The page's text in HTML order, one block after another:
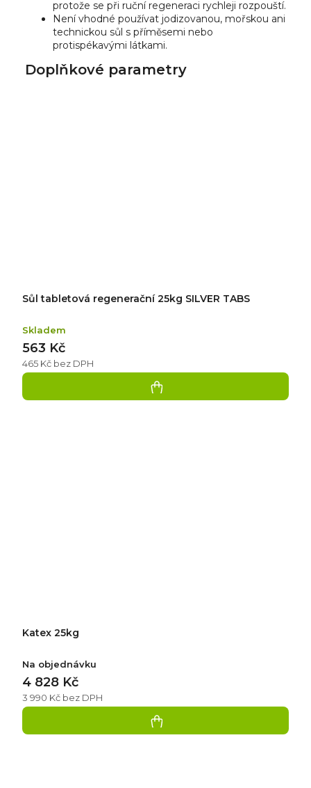
protože se při ruční regeneraci rychleji rozpouští.
Není vhodné používat jodizovanou, mořskou ani
technickou sůl s příměsemi nebo
protispékavými látkami.
Doplňkové parametry
Sůl tabletová regenerační 25kg SILVER TABS
Skladem
465 Kč bez DPH
563 Kč
Katex 25kg
Na objednávku
3 990 Kč bez DPH
4 828 Kč